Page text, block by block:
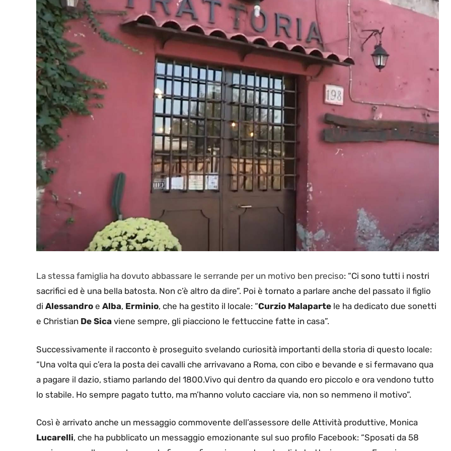
La stessa famiglia ha dovuto abbassare le serrande per un motivo ben preciso: “Ci sono tutti i nostri
sacrifici ed è una bella batosta. Non c’è altro da dire”. Poi è tornato a parlare anche del passato il figlio
di Alessandro e Alba, Erminio, che ha gestito il locale: “Curzio Malaparte le ha dedicato due sonetti
e Christian De Sica viene sempre, gli piacciono le fettuccine fatte in casa”.
Successivamente il racconto è proseguito svelando curiosità importanti della storia di questo locale:
“Una volta qui c’era la posta dei cavalli che arrivavano a Roma, con cibo e bevande e si fermavano qua
a pagare il dazio, stiamo parlando del 1800.Vivo qui dentro da quando ero piccolo e ora vendono tutto
lo stabile. Ho sempre pagato tutto, ma m’hanno voluto cacciare via, non so nemmeno il motivo”.
Così è arrivato anche un messaggio commovente dell’assessore delle Attività produttive, Monica
Lucarelli, che ha pubblicato un messaggio emozionante sul suo profilo Facebook: “Sposati da 58